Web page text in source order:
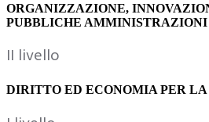
ORGANIZZAZIONE,
PUBBLICHE AMMINISTRAZIONI
II livello
DIRITTO ED ECONOMIA PER LA